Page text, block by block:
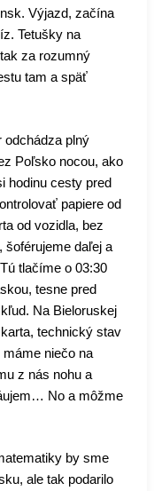
Výjazd, začína
Tetušky na
za rozumný
tam a späť
odchádza plný
Poľsko nocou, ako
hodinu cesty pred
papiere od
od vozidla, bez
šoférujeme daľej a
tlačíme o 03:30
tesne pred
Na Bieloruskej
technický stav
niečo na
z nás nohu a
No a môžme
by sme
ale tak podarilo